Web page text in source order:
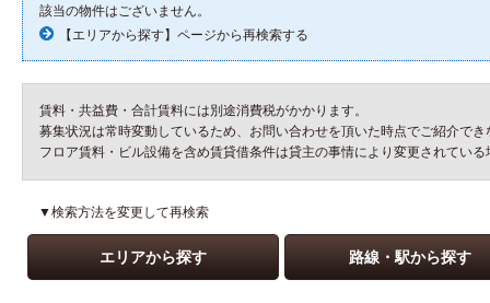
該当の物件はございません。
【エリアから探す】ページから再検索する
賃料・共益費・合計賃料には別途消費税がかかります。
募集状況は常時変動しているため、お問い合わせを頂いた時点でご紹介で
フロア賃料・ビル設備を含め賃貸借条件は貸主の事情により変更されてい
▼検索方法を変更して再検索
エリアから探す 路線・駅から探す